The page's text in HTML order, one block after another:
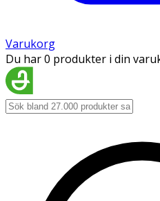
Varukorg
Du har 0 produkter i din